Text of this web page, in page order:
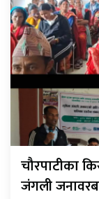
चौरपाटीका
जंगली